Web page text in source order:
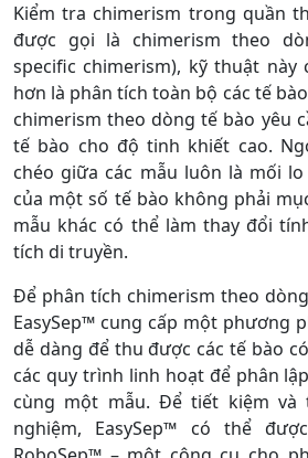
Kiểm tra chimerism trong quần
được gọi là chimerism theo
specific chimerism), kỹ thuật
hơn là phân tích toàn bộ các tế
chimerism theo dòng tế bào yêu
tế bào cho độ tinh khiết cao.
chéo giữa các mẫu luôn là mối
của một số tế bào không phải
mẫu khác có thể làm thay đổi
tích di truyền.
Để phân tích chimerism theo
EasySep™ cung cấp một phương
dễ dàng để thu được các tế bào
các quy trình linh hoạt để phân
cùng một mẫu. Để tiết kiệm và
nghiệm, EasySep™ có thể